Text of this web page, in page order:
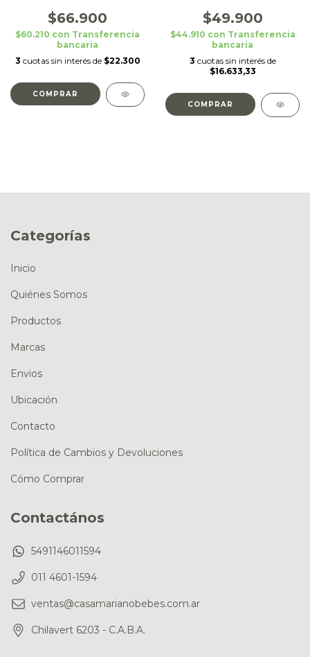
$66.900
$60.210 con Transferencia
bancaria
3 cuotas sin interés de $22.300
$49.900
$44.910 con Transferencia
bancaria
3 cuotas sin interés de
$16.633,33
COMPRAR
Categorías
Inicio
Quiénes Somos
Productos
Marcas
Envios
Ubicación
Contacto
Política de Cambios y Devoluciones
Cómo Comprar
Contactános
5491146011594
011 4601-1594
ventas@casamarianobebes.com.ar
Chilavert 6203 - C.A.B.A.